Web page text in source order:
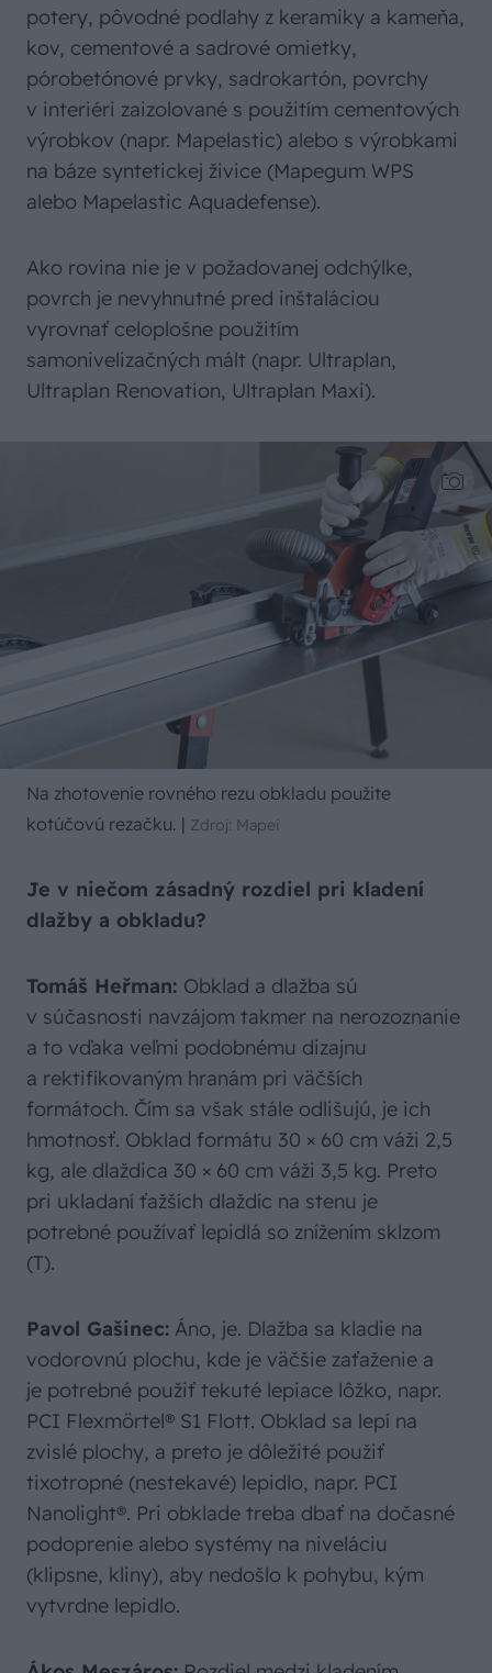
potery, pôvodné podlahy z keramiky a kameňa,
kov, cementové a sadrové omietky,
pórobetónové prvky, sadrokartón, povrchy
v interiéri zaizolované s použitím cementových
výrobkov (napr. Mapelastic) alebo s výrobkami
na báze syntetickej živice (Mapegum WPS
alebo Mapelastic Aquadefense).
Ako rovina nie je v požadovanej odchýlke,
povrch je nevyhnutné pred inštaláciou
vyrovnať celoplošne použitím
samonivelizačných mált (napr. Ultraplan,
Ultraplan Renovation, Ultraplan Maxi).
Na zhotovenie rovného rezu obkladu použite
kotúčovú rezačku. | Zdroj: Mapei
Je v niečom zásadný rozdiel pri kladení
dlažby a obkladu?
Tomáš Heřman: Obklad a dlažba sú
v súčasnosti navzájom takmer na nerozoznanie
a to vďaka veľmi podobnému dizajnu
a rektifikovaným hranám pri väčších
formátoch. Čím sa však stále odlišujú, je ich
hmotnosť. Obklad formátu 30 × 60 cm váži 2,5
kg, ale dlaždica 30 × 60 cm váži 3,5 kg. Preto
pri ukladaní ťažších dlaždíc na stenu je
potrebné používať lepidlá so znížením sklzom
(T).
Pavol Gašinec: Áno, je. Dlažba sa kladie na
vodorovnú plochu, kde je väčšie zaťaženie a
je potrebné použiť tekuté lepiace lôžko, napr.
PCI Flexmörtel® S1 Flott. Obklad sa lepí na
zvislé plochy, a preto je dôležité použiť
tixotropné (nestekavé) lepidlo, napr. PCI
Nanolight®. Pri obklade treba dbať na dočasné
podoprenie alebo systémy na niveláciu
(klipsne, kliny), aby nedošlo k pohybu, kým
vytvrdne lepidlo.